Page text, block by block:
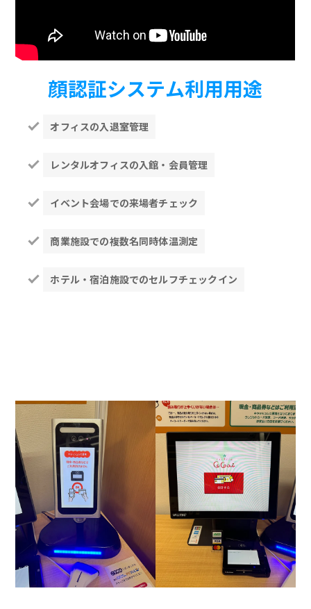
顔認証システム利用用途
オフィスの入退室管理
レンタルオフィスの入館・会員管理
イベント会場での来場者チェック
商業施設での複数名同時体温測定
ホテル・宿泊施設でのセルフチェックイン